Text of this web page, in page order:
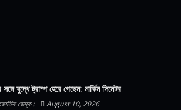
সঙ্গে যুদ্ধে ট্রাম্প হেরে গেছেন: মার্কিন সিনেটর
ডেস্ক : August 10, 2026